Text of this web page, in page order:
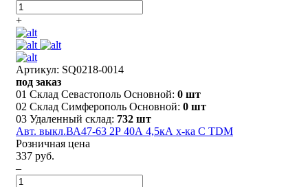
+
Артикул: SQ0218-0014
под заказ
01 Склад Севастополь Основной: 0 шт
02 Склад Симферополь Основной: 0 шт
03 Удаленный склад: 732 шт
Авт. выкл.ВА47-63 2Р 40А 4,5кА х-ка С TDM
Розничная цена
337 руб.
–